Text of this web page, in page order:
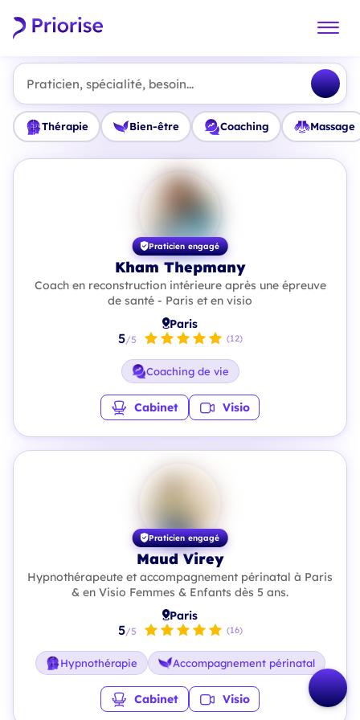
Praticien, spécialité, besoin...
Thérapie Bien-être Coaching Massage
Praticien engagé
Kham Thepmany
Coach en reconstruction intérieure après une épreuve
de santé - Paris et en visio
Paris
5/5 (12)
Coaching de vie
Cabinet Visio
Praticien engagé
Maud Virey
Hypnothérapeute et accompagnement périnatal à Paris
& en Visio Femmes & Enfants dès 5 ans.
Paris
5/5 (16)
Hypnothérapie Accompagnement périnatal
Cabinet Visio